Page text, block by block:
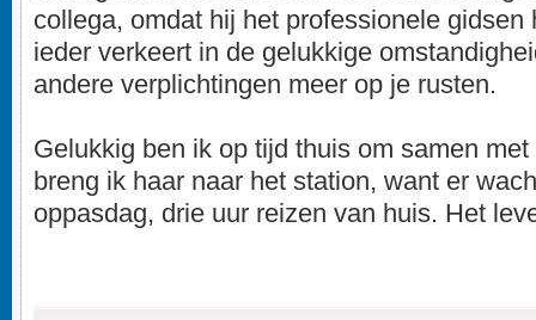
collega, omdat hij het professionele gidsen
ieder verkeert in de gelukkige
andere verplichtingen meer op je rusten.
Gelukkig ben ik op tijd thuis om samen
breng ik haar naar het station, want er
oppasdag, drie uur reizen van huis. Het